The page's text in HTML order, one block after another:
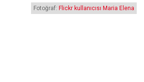
Fotoğraf: Flickr kullanıcısı Maria Elena